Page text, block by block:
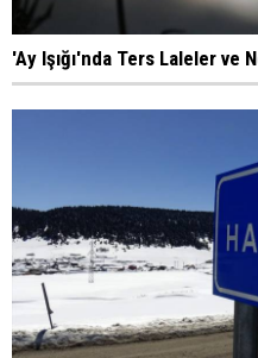
'Ay Işığı'nda Ters Laleler ve